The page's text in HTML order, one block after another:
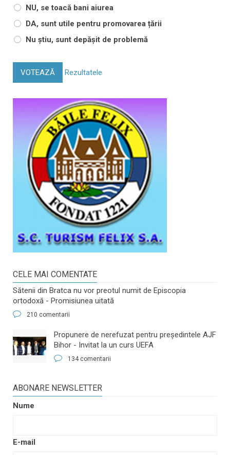
NU, se toacă bani aiurea
DA, sunt utile pentru promovarea țării
Nu știu, sunt depășit de problemă
VOTEAZĂ Rezultatele
CELE MAI COMENTATE
Sătenii din Bratca nu vor preotul numit de Episcopia
ortodoxă - Promisiunea uitată
210 comentarii
​Propunere de nerefuzat pentru preşedintele AJF
Bihor - Invitat la un curs UEFA
134 comentarii
ABONARE NEWSLETTER
Nume
E-mail